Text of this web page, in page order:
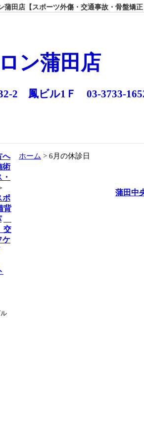
田店【スポーツ外傷・交通事故・骨盤矯
ン蒲田店
2 鳳ビル1Ｆ 03-3733-
へ
術
背
交
ケ
ホーム > 6月の休診日
蒲田中